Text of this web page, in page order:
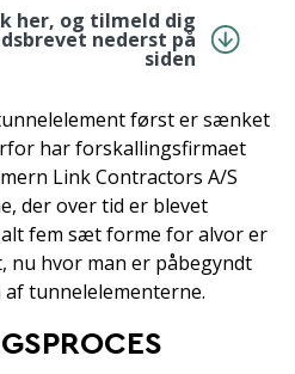
her, og tilmeld dig
nederst på
siden
først er sænket
har forskallingsfirmaet
Link Contractors A/S
der over tid er blevet
fem sæt forme for alvor er
nu hvor man er påbegyndt
tunnelelementerne.